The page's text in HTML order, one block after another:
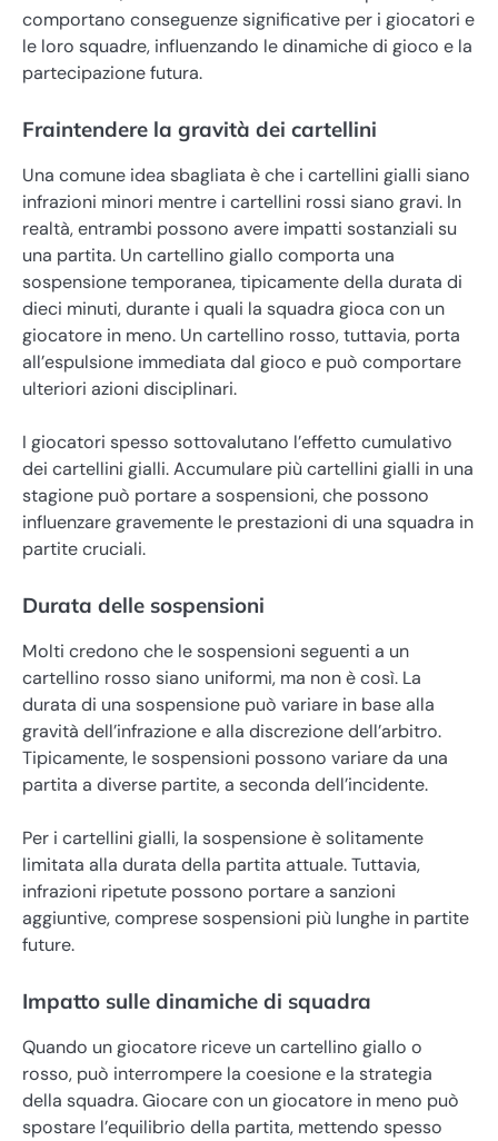
comportano conseguenze significative per i giocatori e
le loro squadre, influenzando le dinamiche di gioco e la
partecipazione futura.
Fraintendere la gravità dei cartellini
Una comune idea sbagliata è che i cartellini gialli siano
infrazioni minori mentre i cartellini rossi siano gravi. In
realtà, entrambi possono avere impatti sostanziali su
una partita. Un cartellino giallo comporta una
sospensione temporanea, tipicamente della durata di
dieci minuti, durante i quali la squadra gioca con un
giocatore in meno. Un cartellino rosso, tuttavia, porta
all’espulsione immediata dal gioco e può comportare
ulteriori azioni disciplinari.
I giocatori spesso sottovalutano l’effetto cumulativo
dei cartellini gialli. Accumulare più cartellini gialli in una
stagione può portare a sospensioni, che possono
influenzare gravemente le prestazioni di una squadra in
partite cruciali.
Durata delle sospensioni
Molti credono che le sospensioni seguenti a un
cartellino rosso siano uniformi, ma non è così. La
durata di una sospensione può variare in base alla
gravità dell’infrazione e alla discrezione dell’arbitro.
Tipicamente, le sospensioni possono variare da una
partita a diverse partite, a seconda dell’incidente.
Per i cartellini gialli, la sospensione è solitamente
limitata alla durata della partita attuale. Tuttavia,
infrazioni ripetute possono portare a sanzioni
aggiuntive, comprese sospensioni più lunghe in partite
future.
Impatto sulle dinamiche di squadra
Quando un giocatore riceve un cartellino giallo o
rosso, può interrompere la coesione e la strategia
della squadra. Giocare con un giocatore in meno può
spostare l’equilibrio della partita, mettendo spesso